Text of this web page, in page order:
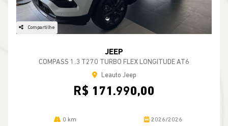
Compartilhe
JEEP
COMPASS 1.3 T270 TURBO FLEX LONGITUDE AT6
Leauto Jeep
R$ 171.990,00
0 km 2026/2026